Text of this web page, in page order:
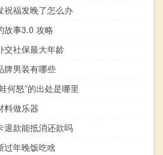
祝福发晚了怎么办
故事3.0 攻略
交社保最大年龄
牌男装有哪些
何怒”的出处是哪里
料做乐器
退款能抵消还款吗
过年晚饭吃啥